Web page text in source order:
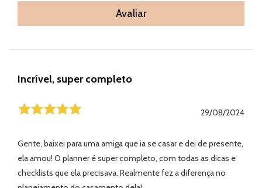
Avaliar
Incrível, super completo
29/08/2024
Gente, baixei para uma amiga que ia se casar e dei de presente,
ela amou! O planner é super completo, com todas as dicas e
checklists que ela precisava. Realmente fez a diferença no